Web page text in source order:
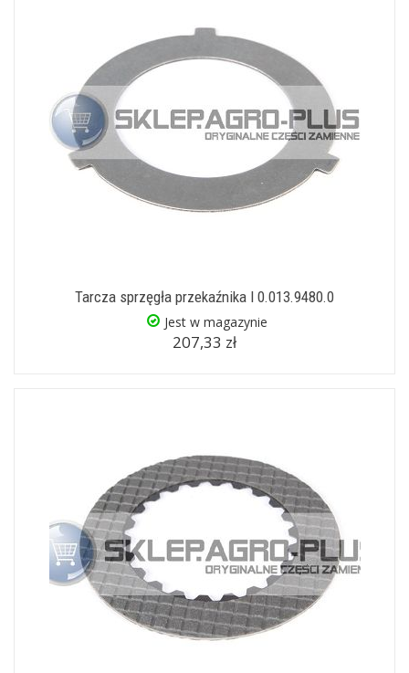
Tarcza sprzęgła przekaźnika I 0.013.9480.0
Jest w magazynie
207,33 zł